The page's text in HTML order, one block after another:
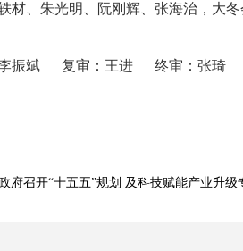
、朱光明、阮刚辉、张海治，大冬
李振斌 复审：王进 终审：张琦
府召开“十五五”规划 及科技赋能产业升级